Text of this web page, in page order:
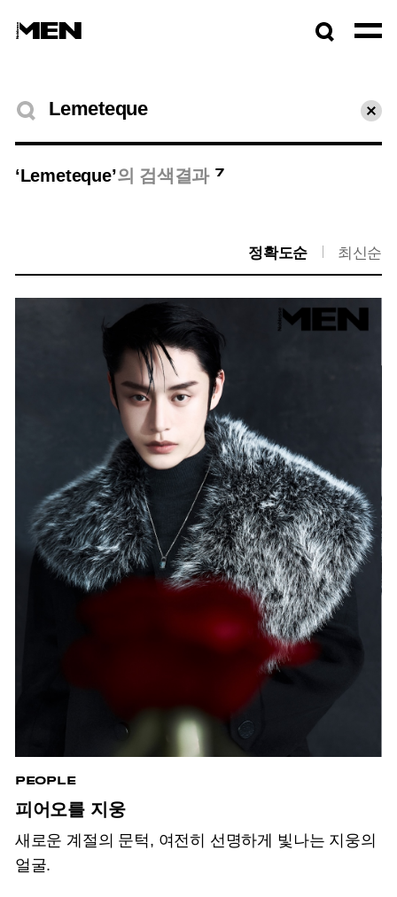
검색결과
초기
‘Lemeteque’의 검색결과 7
정확도순 최신순
PEOPLE
피어오를 지웅
새로운 계절의 문턱, 여전히 선명하게 빛나는 지웅의
얼굴.